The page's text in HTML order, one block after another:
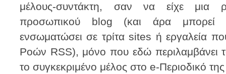
μέλους-συντάκτη, σαν να είχε μια
προσωπικού blog (και άρα μπορεί
ενσωματώσει σε τρίτα sites ή εργαλεία
Ροών RSS), μόνο που εδώ
το συγκεκριμένο μέλος στο e-Περιοδικό